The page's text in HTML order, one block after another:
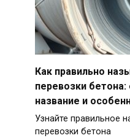
Как правильно
перевозки
название и
Узнайте правильное
перевозки бетона